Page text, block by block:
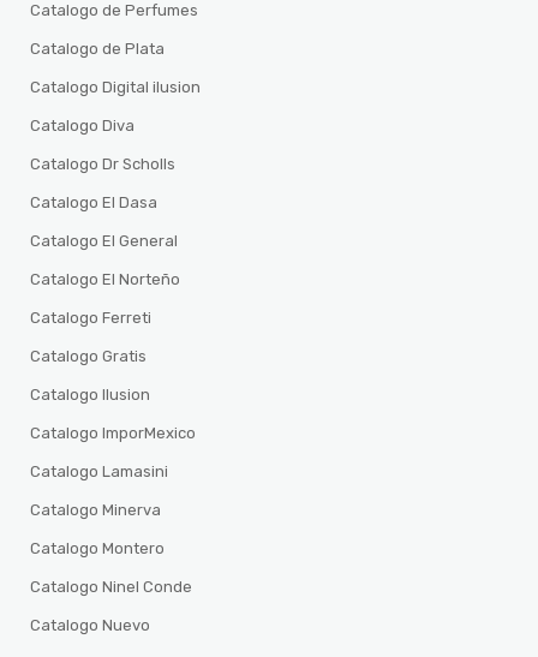
Catalogo de Perfumes
Catalogo de Plata
Catalogo Digital ilusion
Catalogo Diva
Catalogo Dr Scholls
Catalogo El Dasa
Catalogo El General
Catalogo El Norteño
Catalogo Ferreti
Catalogo Gratis
Catalogo Ilusion
Catalogo ImporMexico
Catalogo Lamasini
Catalogo Minerva
Catalogo Montero
Catalogo Ninel Conde
Catalogo Nuevo